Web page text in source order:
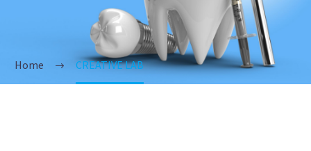
Home CREATIVE LAB